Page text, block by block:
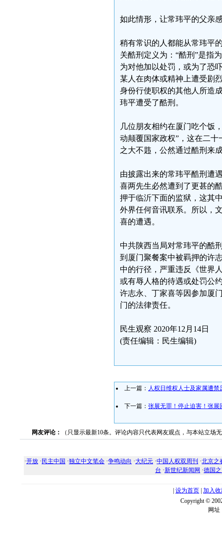
如此情形，让常玮平的父亲
稍有常识的人都能从常玮平
关酷刑定义为：“酷刑”是指
为对他加以处罚，或为了恐
某人在肉体或精神上遭受剧
身份行使职权的其他人所造
玮平遭受了酷刑。
几位朋友相约在厦门吃个饭
动颠覆国家政权”，这在二
之大不韪，公然通过酷刑来
由披露出来的常玮平酷刑遭
喜两先生必然遭到了更甚的
押于临沂下面的监狱，这其
外界任何音讯联系。所以，
喜的遭遇。
中共陕西当局对常玮平的酷
到厦门聚餐案中被羁押的许
中的行径，严重违反《世界
或有辱人格的待遇或处罚公
许志永、丁家喜等因参加厦
门的法律责任。
民生观察 2020年12月14日
(责任编辑：民生编辑)
上一篇： 人权日维权人士及家属遭禁
下一篇： 张展无罪！停止迫害！张展
网友评论： （只显示最新10条。评论内容只代表网友观点，与本站立场
·开放 · 民主中国 ·独立中文笔会 ·争鸣动向 ·大纪元 ·中国人权双周刊 ·北京之
台 ·新世纪新闻网 ·德国
设为首页 加入
Copyright ©
网址